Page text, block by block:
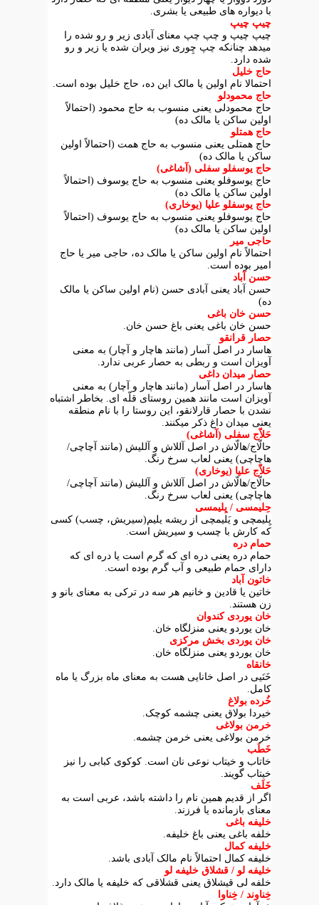
با دیواره های طبیعی یا بشری.
چیپ چیپ
چیپ چیپ و چپ چپ معنای آبادی زیر و رو شده را
میدهد چنانکه چپ چِوری نیز ویران شده یا زیر و رو
شده دارد.
حاج خلیل
احتمالا نام اولین یا مالک این ده، حاج خلیل بوده است.
حاج محمودلو
حاج محمودلی یعنی منسوب به حاج محمود (احتمالاً
اولین ساکن یا مالک ده)
حاج همتلو
حاج همتلی یعنی منسوب به حاج همت (احتمالاً اولین
ساکن یا مالک ده)
حاج یوسفلو سفلی (آشاغی)
حاج یوسوفلو یعنی منسوب به حاج یوسوف (احتمالاً
اولین ساکن یا مالک ده)
حاج یوسفلو علیا (یوخاری)
حاج یوسوفلو یعنی منسوب به حاج یوسوف (احتمالاً
اولین ساکن یا مالک ده)
حاجی میر
احتمالاً نام اولین ساکن یا مالک ده، حاجی میر یا حاج
امیر بوده است.
حسن آباد
حسن آباد یعنی آبادی حسن (نام اولین ساکن یا مالک
ده)
حسن خان باغی
حسن خان باغی یعنی باغ حسن خان.
حصار قرانقو
هاسار در اصل آسار (مانند هاچار و آچار) به معنی
آویزان است و ربطی به حصار عربی ندارد.
حصار میدان داغی
هاسار در اصل آسار (مانند هاچار و آچار) به معنی
آویزان است مانند همین روستای قلّه ای. بخاطر اشتباه
نشدن با حصار قارلانقو، این روستا را با نام منطقه
یعنی میدان داغ ذکر میکنند.
حَلاّج سفلی (آشاغی)
حالّاج/هالّاش در اصل آللاش و آللیش (مانند آچاچی/
هاچاچی) یعنی لعاب سرخ رنگ.
حَلاّج علیا (یوخاری)
حالّاج/هالّاش در اصل آللاش و آللیش (مانند آچاچی/
هاچاچی) یعنی لعاب سرخ رنگ.
حِلیمسی / یِلیمسی
یِلیمچی و یَلیمچی از ریشه یلیم(سیریش، چسب) کسی
که کارش با چسب و سیریش است.
حمام دره
حمام دره یعنی دره ای که گرم است یا دره ای که
دارای حمام طبیعی و آب گرم بوده است.
خاتون آباد
خاتین یا قادین و خانیم هر سه در ترکی به معنای بانو و
زن هستند.
خان یوردی کندوان
خان یوردو یعنی منزلگاه خان.
خان یوردی بخش مرکزی
خان یوردو یعنی منزلگاه خان.
خانقاه
خَنَیی در اصل خانایی هست به معنای ماه بزرگ یا ماه
کامل.
خُرده بولاغ
خیردا بولاق یعنی چشمه کوچک.
خرمن بولاغی
خرمن بولاغی یعنی خرمن چشمه.
خَطَب
خاتاب و خیتاب نوعی نان است. کوکوی کبابی را نیز
خیتاب گویند.
خَلَف
اگر از قدیم همین نام را داشته باشد، عربی است به
معنای بازمانده یا فرزند.
خلیفه باغی
خلفه باغی یعنی باغ خلیفه.
خلیفه کمال
خلیفه کمال احتمالاً نام مالک آبادی باشد.
خلیفه لو / قشلاق خلیفه لو
خلفه لی قیشلاق یعنی قشلاقی که خلیفه یا مالک دارد.
خِناوند / خِناوا